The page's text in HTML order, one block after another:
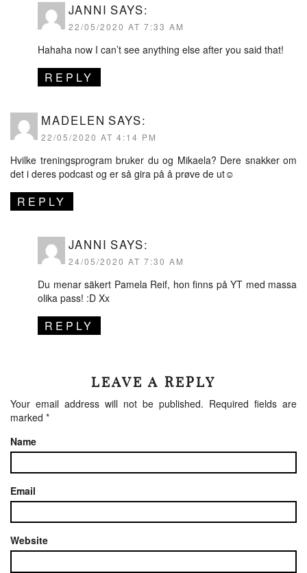
JANNI SAYS:
22/05/2020 AT 7:33 AM
Hahaha now I can’t see anything else after you said that!
REPLY
MADELEN SAYS:
22/05/2020 AT 4:14 PM
Hvilke treningsprogram bruker du og Mikaela? Dere snakker om
det i deres podcast og er så gira på å prøve de ut☺️
REPLY
JANNI SAYS:
24/05/2020 AT 7:30 AM
Du menar säkert Pamela Reif, hon finns på YT med massa
olika pass! :D Xx
REPLY
LEAVE A REPLY
Your email address will not be published. Required fields are
marked *
Name
Email
Website